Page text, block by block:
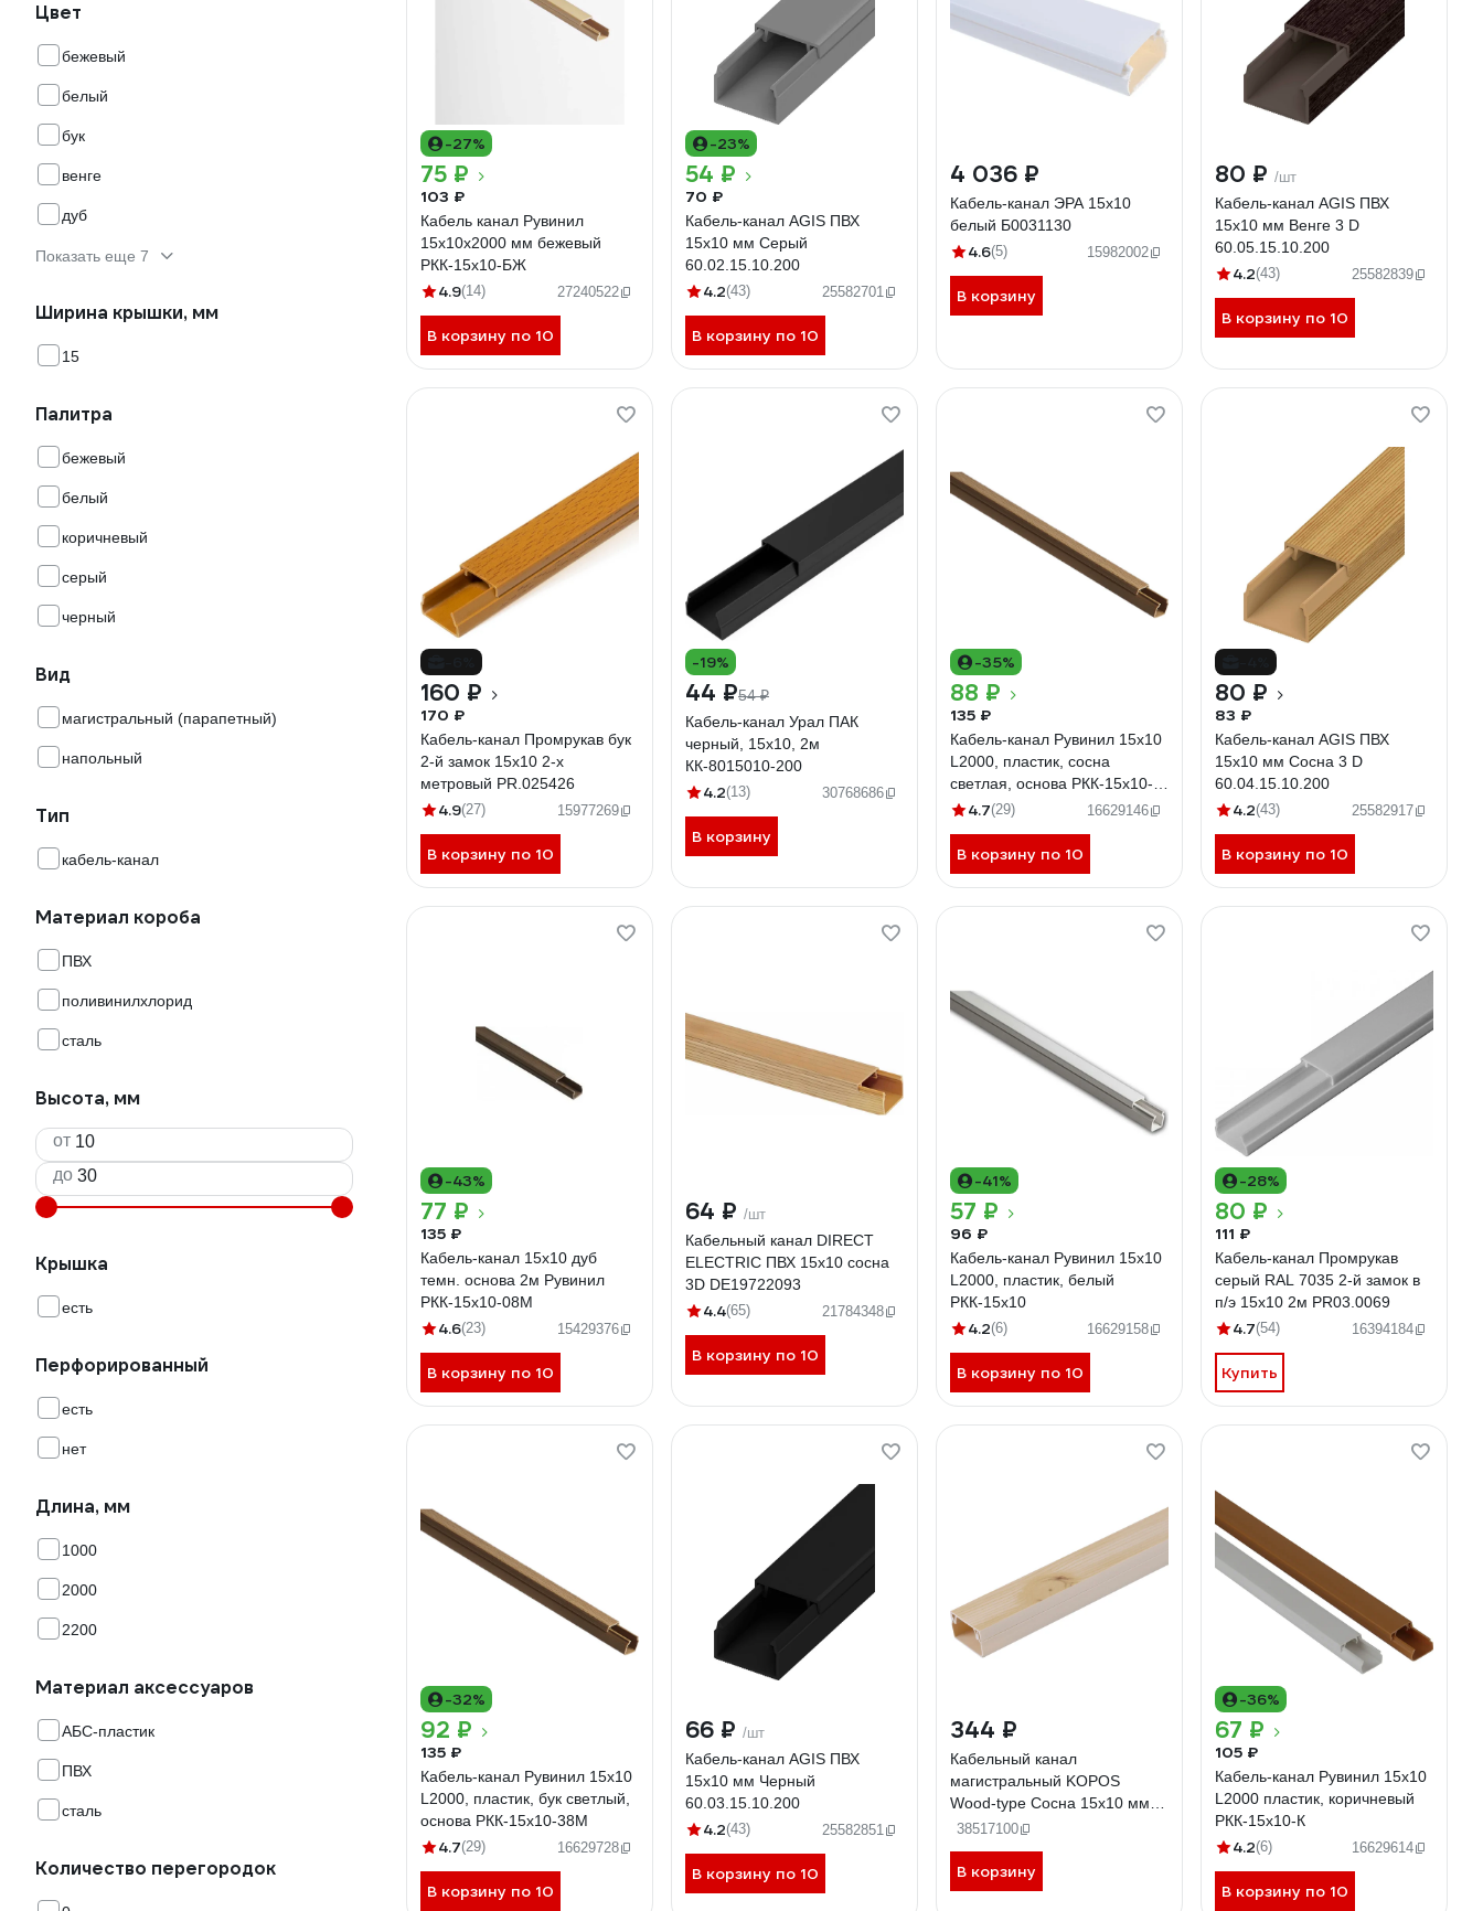
Цвет
бежевый
белый
бук
венге
дуб
Показать еще 7
Ширина крышки, мм
15
Палитра
бежевый
белый
коричневый
серый
черный
Вид
магистральный (парапетный)
напольный
Тип
кабель-канал
Материал короба
ПВХ
поливинилхлорид
сталь
Высота, мм
от
до
Крышка
есть
Перфорированный
есть
нет
Длина, мм
1000
2000
2200
Материал аксессуаров
АБС-пластик
ПВХ
сталь
Количество перегородок
-27%
75 ₽
103 ₽
Кабель канал Рувинил
15x10x2000 мм бежевый
РКК-15х10-БЖ
4.9(14) 27240522
В корзину по 10
-23%
54 ₽
70 ₽
Кабель-канал AGIS ПВХ
15x10 мм Cерый
60.02.15.10.200
4.2(43) 25582701
В корзину по 10
4 036 ₽
Кабель-канал ЭРА 15x10
белый Б0031130
4.6(5) 15982002
В корзину
80 ₽ /шт
Кабель-канал AGIS ПВХ
15x10 мм Венге 3 D
60.05.15.10.200
4.2(43) 25582839
В корзину по 10
160 ₽
170 ₽
Кабель-канал Промрукав бук
2-й замок 15х10 2-х
метровый PR.025426
4.9(27) 15977269
В корзину по 10
-19%
44 ₽54 ₽
Кабель-канал Урал ПАК
черный, 15х10, 2м
КК-8015010-200
4.2(13) 30768686
В корзину
-35%
88 ₽
135 ₽
Кабель-канал Рувинил 15х10
L2000, пластик, сосна
светлая, основа РКК-15х10-
27М4.7(29) 16629146
В корзину по 10
80 ₽
83 ₽
Кабель-канал AGIS ПВХ
15x10 мм Сосна 3 D
60.04.15.10.200
4.2(43) 25582917
В корзину по 10
-43%
77 ₽
135 ₽
Кабель-канал 15х10 дуб
темн. основа 2м Рувинил
РКК-15х10-08М
4.6(23) 15429376
В корзину по 10
64 ₽ /шт
Кабельный канал DIRECT
ELECTRIC ПВХ 15x10 сосна
3D DE19722093
4.4(65) 21784348
В корзину по 10
-41%
57 ₽
96 ₽
Кабель-канал Рувинил 15х10
L2000, пластик, белый
РКК-15х10
4.2(6) 16629158
В корзину по 10
-28%
80 ₽
111 ₽
Кабель-канал Промрукав
серый RAL 7035 2-й замок в
п/э 15х10 2м PR03.0069
4.7(54) 16394184
Купить
-32%
92 ₽
135 ₽
Кабель-канал Рувинил 15х10
L2000, пластик, бук светлый,
основа РКК-15х10-38М
4.7(29) 16629728
В корзину по 10
66 ₽ /шт
Кабель-канал AGIS ПВХ
15x10 мм Черный
60.03.15.10.200
4.2(43) 25582851
В корзину по 10
344 ₽
Кабельный канал
магистральный KOPOS
Wood-type Сосна 15x10 мм
(PC) KKL-WTYPE-15-10-PC
38517100
В корзину
-36%
67 ₽
105 ₽
Кабель-канал Рувинил 15х10
L2000 пластик, коричневый
РКК-15х10-К
4.2(6) 16629614
В корзину по 10